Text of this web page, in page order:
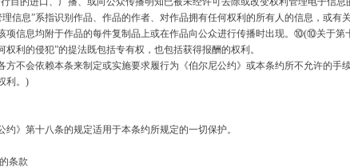
息”系指识别作品、作品的作者、对作品拥有任何权利的所有人的信息，或有
项信息均附于作品的每件复制品上或在作品向公众进行传播时出现。⑩(⑩关于第
权利的侵犯”的提法既包括专有权，也包括获得报酬的权利。
不会依赖本条来制定或实施要求履行为《伯尔尼公约》或本条约所不允许的手
利。)
》第十八条的规定适用于本条约所规定的一切保护。
条款